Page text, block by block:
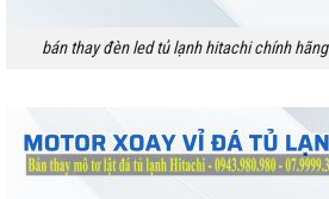
bán thay đèn led tủ lạnh hitachi chính hãng